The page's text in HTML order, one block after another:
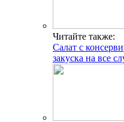
Читайте также:
Салат с
закуска на все